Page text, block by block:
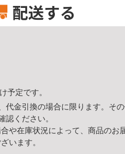
配送する
予定です。
代金引換の場合に限ります。そ
認ください。
や在庫状況によって、商品のお
います。